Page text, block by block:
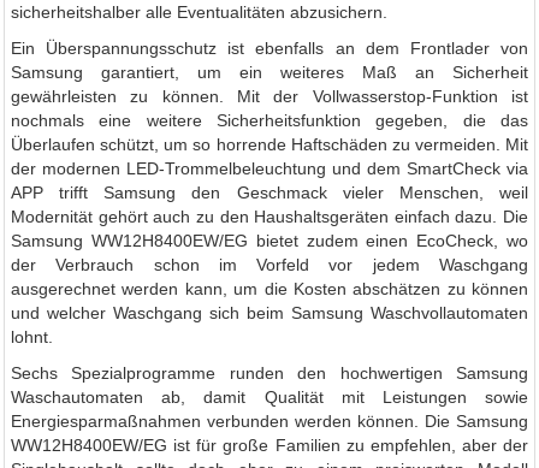
sicherheitshalber alle Eventualitäten abzusichern.
Ein Überspannungsschutz ist ebenfalls an dem Frontlader von
Samsung garantiert, um ein weiteres Maß an Sicherheit
gewährleisten zu können. Mit der Vollwasserstop-Funktion ist
nochmals eine weitere Sicherheitsfunktion gegeben, die das
Überlaufen schützt, um so horrende Haftschäden zu vermeiden. Mit
der modernen LED-Trommelbeleuchtung und dem SmartCheck via
APP trifft Samsung den Geschmack vieler Menschen, weil
Modernität gehört auch zu den Haushaltsgeräten einfach dazu. Die
Samsung WW12H8400EW/EG bietet zudem einen EcoCheck, wo
der Verbrauch schon im Vorfeld vor jedem Waschgang
ausgerechnet werden kann, um die Kosten abschätzen zu können
und welcher Waschgang sich beim Samsung Waschvollautomaten
lohnt.
Sechs Spezialprogramme runden den hochwertigen Samsung
Waschautomaten ab, damit Qualität mit Leistungen sowie
Energiesparmaßnahmen verbunden werden können. Die Samsung
WW12H8400EW/EG ist für große Familien zu empfehlen, aber der